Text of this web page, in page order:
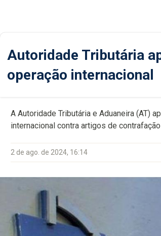
Autoridade Tributária
operação internacional
A Autoridade Tributária e Aduaneira (AT)
internacional contra artigos de
2 de ago. de 2024, 16:14